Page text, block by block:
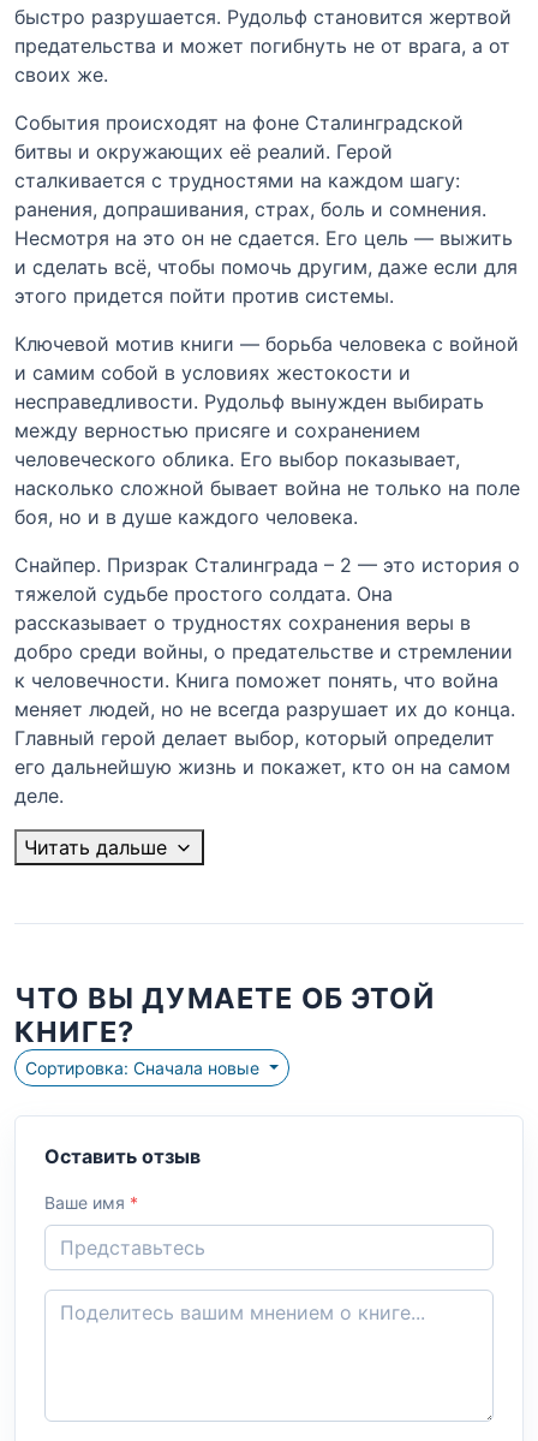
быстро разрушается. Рудольф становится жертвой
предательства и может погибнуть не от врага, а от
своих же.
События происходят на фоне Сталинградской
битвы и окружающих её реалий. Герой
сталкивается с трудностями на каждом шагу:
ранения, допрашивания, страх, боль и сомнения.
Несмотря на это он не сдается. Его цель — выжить
и сделать всё, чтобы помочь другим, даже если для
этого придется пойти против системы.
Ключевой мотив книги — борьба человека с войной
и самим собой в условиях жестокости и
несправедливости. Рудольф вынужден выбирать
между верностью присяге и сохранением
человеческого облика. Его выбор показывает,
насколько сложной бывает война не только на поле
боя, но и в душе каждого человека.
Снайпер. Призрак Сталинграда – 2 — это история о
тяжелой судьбе простого солдата. Она
рассказывает о трудностях сохранения веры в
добро среди войны, о предательстве и стремлении
к человечности. Книга поможет понять, что война
меняет людей, но не всегда разрушает их до конца.
Главный герой делает выбор, который определит
его дальнейшую жизнь и покажет, кто он на самом
деле.
Читать дальше
ЧТО ВЫ ДУМАЕТЕ ОБ ЭТОЙ
КНИГЕ?
Сортировка: Сначала новые
Оставить отзыв
Ваше имя *